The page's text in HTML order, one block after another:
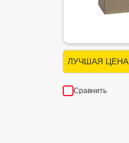
ЛУЧШАЯ ЦЕНА
Сравнить